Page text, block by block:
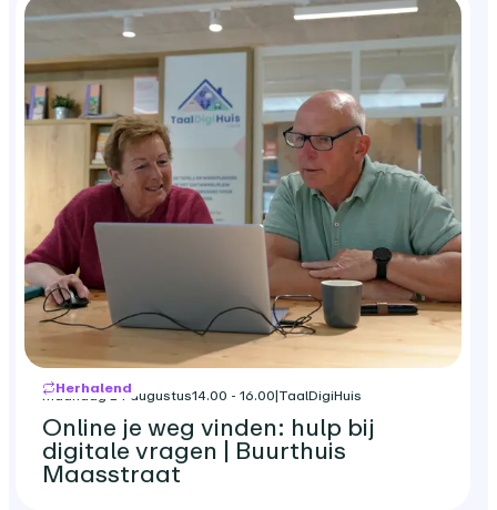
Herhalend
maandag 24 augustus14.00 - 16.00|TaalDigiHuis
Online je weg vinden: hulp bij
digitale vragen | Buurthuis
Maasstraat